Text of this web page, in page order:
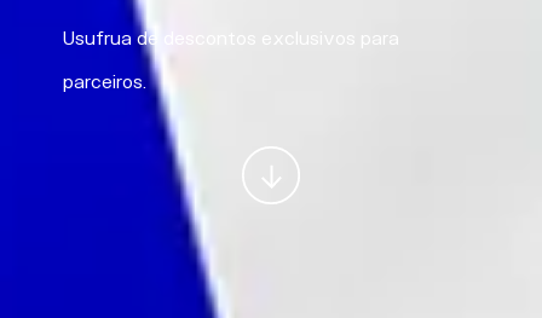
Usufrua de descontos exclusivos para
parceiros.